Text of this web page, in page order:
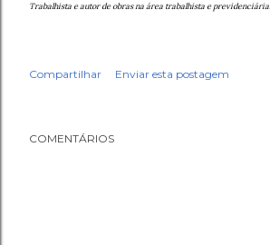
Trabalhista e autor de obras na área trabalhista e previdenciária.
Compartilhar Enviar esta postagem
COMENTÁRIOS